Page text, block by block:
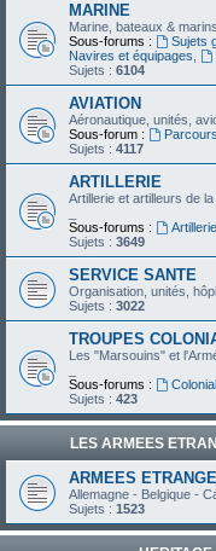
MARINE
Marine, bateaux &
Sous-forums :
Sujets
Navires et équipages
Sujets : 6104
AVIATION
Aéronautique, unités,
Sous-forum :
Sujets : 4117
ARTILLERIE
Artillerie et artilleurs de
Sous-forums :
Artillerie
Sujets : 3649
SERVICE SANTE
Organisation, unités,
Sujets : 3022
TROUPES
Les "Marsouins" et
Sous-forums :
Sujets : 423
LES ARMEES
ARMEES
Allemagne - Belgique -
Sujets : 1523